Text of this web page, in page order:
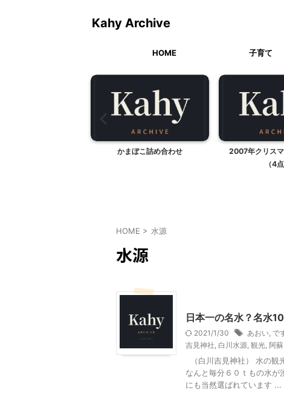
Kahy Archive
HOME 子育て
かまぼこ詰め合わせ
2007年クリス
（4点
HOME > 水源
水源
日本一の名水？名水
2021/1/30 あおい で
吉見神社 白川水源 観光 阿蘇
（白川吉見神社） 水の観
なんと毎分６０ｔもの水が
にも当然選ばれています ...